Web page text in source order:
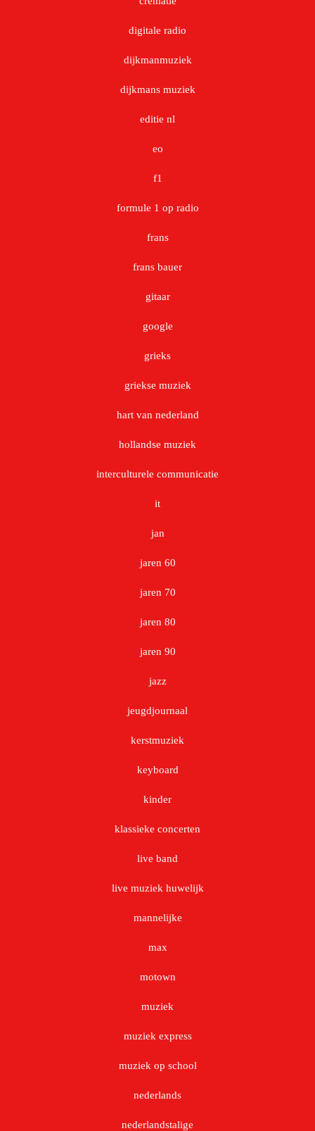
digitale radio
dijkmanmuziek
dijkmans muziek
editie nl
eo
f1
formule 1 op radio
frans
frans bauer
gitaar
google
grieks
griekse muziek
hart van nederland
hollandse muziek
interculturele communicatie
it
jan
jaren 60
jaren 70
jaren 80
jaren 90
jazz
jeugdjournaal
kerstmuziek
keyboard
kinder
klassieke concerten
live band
live muziek huwelijk
mannelijke
max
motown
muziek
muziek express
muziek op school
nederlands
nederlandstalige